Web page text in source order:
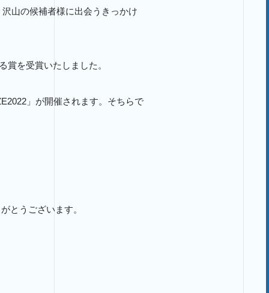
山の候補者様に出会うきっかけ
賞を受賞いたしました。
」が開催されます。そちらで
とうございます。